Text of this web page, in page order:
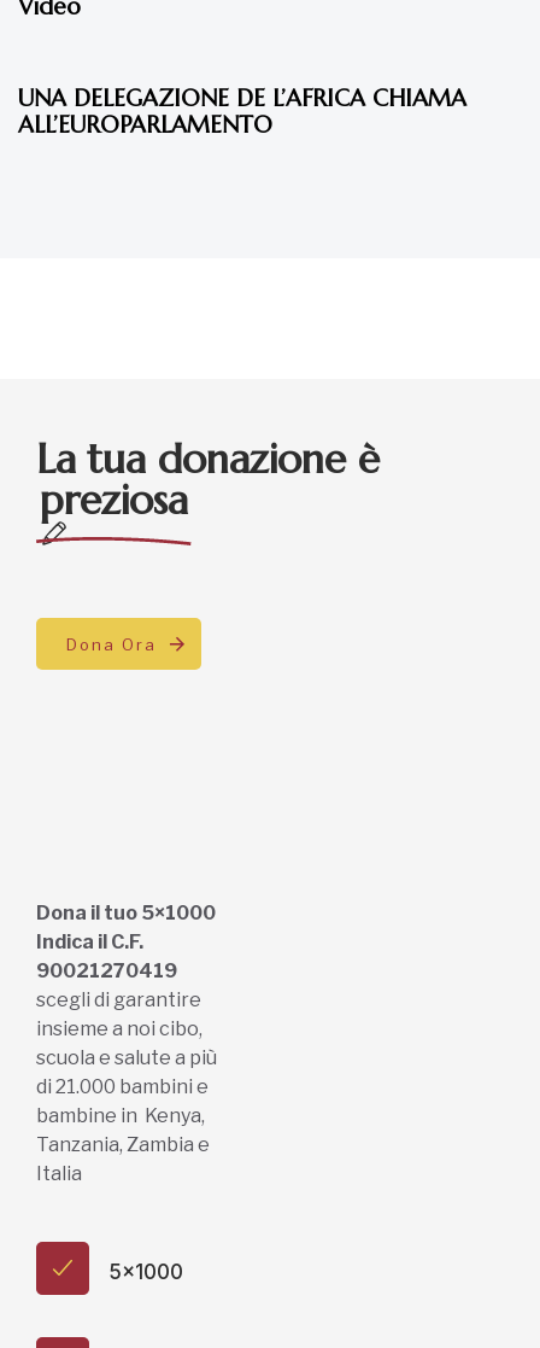
Video
UNA DELEGAZIONE DE L’AFRICA CHIAMA
ALL’EUROPARLAMENTO
La tua donazione è
preziosa
Dona Ora
Dona il tuo 5×1000
Indica il C.F.
90021270419
scegli di garantire
insieme a noi cibo,
scuola e salute a più
di 21.000 bambini e
bambine in Kenya,
Tanzania, Zambia e
Italia
5x1000